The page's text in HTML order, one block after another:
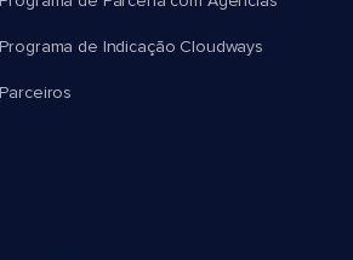
Programa de Indicação Cloudways
Parceiros